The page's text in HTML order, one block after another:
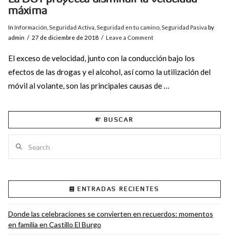
máxima
In Información Seguridad Activa Seguridad en tu camino, Seguridad Pasiva by
admin
27 de diciembre de 2018 Leave a Comment
El exceso de velocidad, junto con la conducción bajo los
efectos de las drogas y el alcohol, así como la utilización del
móvil al volante, son las principales causas de …
BUSCAR
ENTRADAS RECIENTES
Donde las celebraciones se convierten en recuerdos: momentos
en familia en Castillo El Burgo